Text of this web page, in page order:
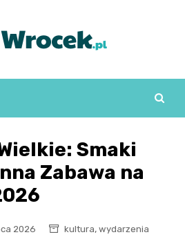
Smaki
Zabawa na
2026 kultura, wydarzenia